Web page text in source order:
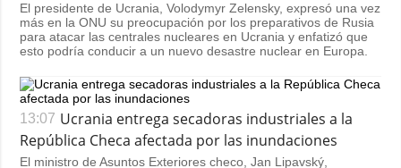
El presidente de Ucrania, Volodymyr Zelensky, expresó una vez
más en la ONU su preocupación por los preparativos de Rusia
para atacar las centrales nucleares en Ucrania y enfatizó que
esto podría conducir a un nuevo desastre nuclear en Europa.
13:07 Ucrania entrega secadoras industriales a la
República Checa afectada por las inundaciones
El ministro de Asuntos Exteriores checo, Jan Lipavský,